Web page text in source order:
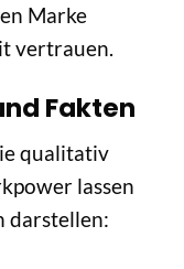
Marke
vertrauen.
Fakten
qualitativ
lassen
darstellen: